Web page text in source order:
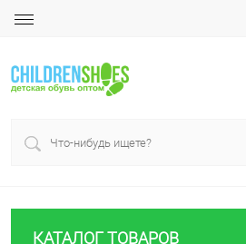
КАТАЛОГ ТОВАРОВ